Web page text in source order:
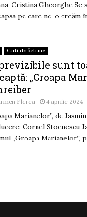
Cristina Gheorghe Se
pe care ne-o creăm
Carti de fictiune
sunt
„Groapa
Florea 4 aprilie 2024
Marianelor”, de
Cornel Stoenescu
„Groapa Marianelor”,